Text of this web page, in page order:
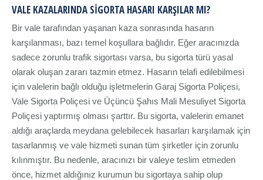
VALE KAZALARINDA SIGORTA HASARI KARŞILAR MI?
Bir vale tarafından yaşanan kaza sonrasında hasarın
karşılanması, bazı temel koşullara bağlıdır. Eğer aracınızda
sadece zorunlu trafik sigortası varsa, bu sigorta türü yasal
olarak oluşan zararı tazmin etmez. Hasarın telafi edilebilmesi
için valelerin bağlı olduğu işletmelerin Garaj Sigorta Poliçesi,
Vale Sigorta Poliçesi ve Üçüncü Şahıs Mali Mesuliyet Sigorta
Poliçesi yaptırmış olması şarttır. Bu sigorta, valelerin emanet
aldığı araçlarda meydana gelebilecek hasarları karşılamak için
tasarlanmış ve vale hizmeti sunan tüm şirketler için zorunlu
kılınmıştır. Bu nedenle, aracınızı bir valeye teslim etmeden
önce, hizmet aldığınız kurumun bu sigortaya sahip olup